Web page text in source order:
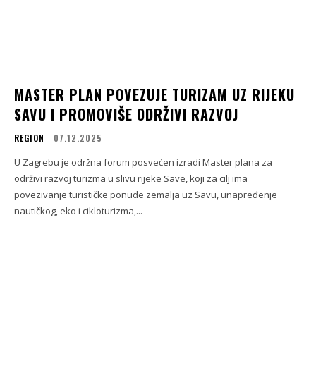
MASTER PLAN POVEZUJE TURIZAM UZ RIJEKU
SAVU I PROMOVIŠE ODRŽIVI RAZVOJ
REGION 07.12.2025
U Zagrebu je održna forum posvećen izradi Master plana za
održivi razvoj turizma u slivu rijeke Save, koji za cilj ima
povezivanje turističke ponude zemalja uz Savu, unapređenje
nautičkog, eko i cikloturizma,...